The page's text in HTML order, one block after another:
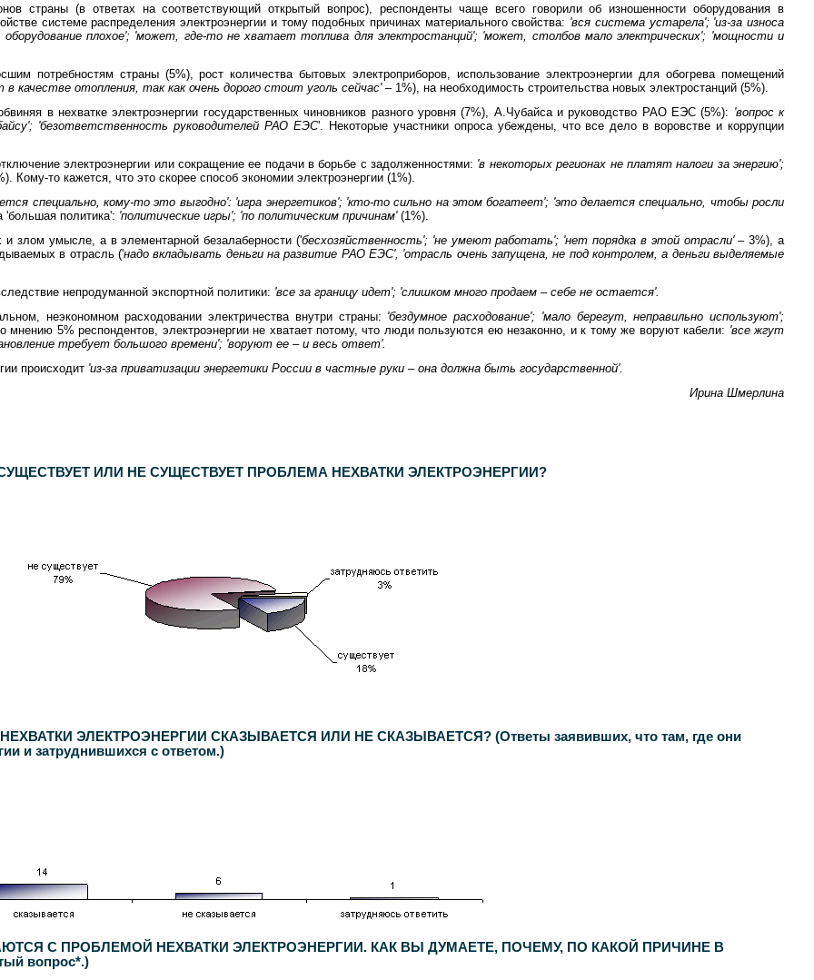
страны (в ответах на соответствующий открытый вопрос), респонденты чаще всего говорили об изношенности оборудования в
системе распределения электроэнергии и тому подобных причинах материального свойства: 'вся система устарела'; 'из-за износа
плохое'; 'может, где-то не хватает топлива для электростанций'; 'может, столбов мало электрических'; 'мощности и
потребностям страны (5%), рост количества бытовых электроприборов, использование электроэнергии для обогрева помещений
качестве отопления, так как очень дорого стоит уголь сейчас' – 1%), на необходимость строительства новых электростанций (5%).
в нехватке электроэнергии государственных чиновников разного уровня (7%), А.Чубайса и руководство РАО ЕЭС (5%): 'вопрос к
'безответственность руководителей РАО ЕЭС'. Некоторые участники опроса убеждены, что все дело в воровстве и коррупции
электроэнергии или сокращение ее подачи в борьбе с задолженностями: 'в некоторых регионах не платят налоги за энергию';
Кому-то кажется, что это скорее способ экономии электроэнергии (1%).
специально, кому-то это выгодно': 'игра энергетиков'; 'кто-то сильно на этом богатеет'; 'это делается специально, чтобы росли
политика': 'политические игры'; 'по политическим причинам' (1%).
злом умысле, а в элементарной безалаберности ('бесхозяйственность'; 'не умеют работать'; 'нет порядка в этой отрасли' –3%), а
в отрасль ('надо вкладывать деньги на развитие РАО ЕЭС', 'отрасль очень запущена, не под контролем, а деньги выделяемые
непродуманной экспортной политики: 'все за границу идет'; 'слишком много продаем – себе не остается'.
неэкономном расходовании электричества внутри страны: 'бездумное расходование'; 'мало берегут, неправильно используют';
мнению 5% респондентов, электроэнергии не хватает потому, что люди пользуются ею незаконно, и к тому же воруют кабели: 'все жгут
требует большого времени'; 'воруют ее – и весь ответ'.
происходит 'из-за приватизации энергетики России в частные руки – она должна быть государственной'.
Ирина Шмерлина
ИЛИ НЕ СУЩЕСТВУЕТ ПРОБЛЕМА НЕХВАТКИ ЭЛЕКТРОЭНЕРГИИ?
ЭЛЕКТРОЭНЕРГИИ СКАЗЫВАЕТСЯ ИЛИ НЕ СКАЗЫВАЕТСЯ? (Ответы заявивших, что там, где они
и затруднившихся с ответом.)
С ПРОБЛЕМОЙ НЕХВАТКИ ЭЛЕКТРОЭНЕРГИИ. КАК ВЫ ДУМАЕТЕ, ПОЧЕМУ, ПО КАКОЙ ПРИЧИНЕ В
вопрос*.)